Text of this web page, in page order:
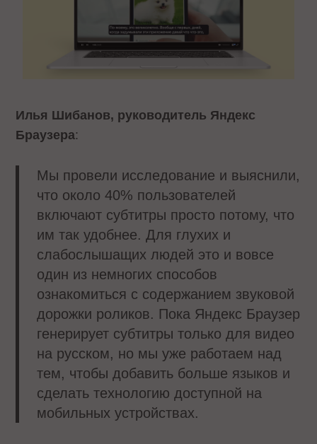
Илья Шибанов, руководитель Яндекс
Браузера:
Мы провели исследование и выяснили,
что около 40% пользователей
включают субтитры просто потому, что
им так удобнее. Для глухих и
слабослышащих людей это и вовсе
один из немногих способов
ознакомиться с содержанием звуковой
дорожки роликов. Пока Яндекс Браузер
генерирует субтитры только для видео
на русском, но мы уже работаем над
тем, чтобы добавить больше языков и
сделать технологию доступной на
мобильных устройствах.